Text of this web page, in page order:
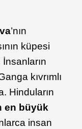
’nın
küpesi
İnsanların
kıvrımlı
Hinduların
en büyük
insan